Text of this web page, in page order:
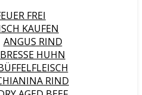
FREI
KAUFEN
ANGUS RIND
BRESSE HUHN
RIND